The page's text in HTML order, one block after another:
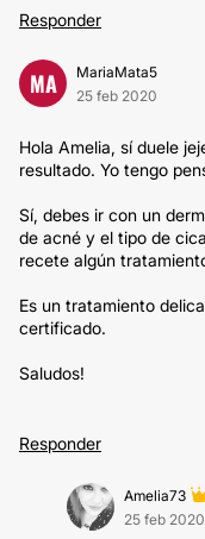
Responder
MA
MariaMata5
25 feb 2020
Hola Amelia, sí duele
resultado. Yo tengo
Sí, debes ir con un
de acné y el tipo de
recete algún
Es un tratamiento
certificado.
Saludos!
Responder
Amelia73
25 feb 2020